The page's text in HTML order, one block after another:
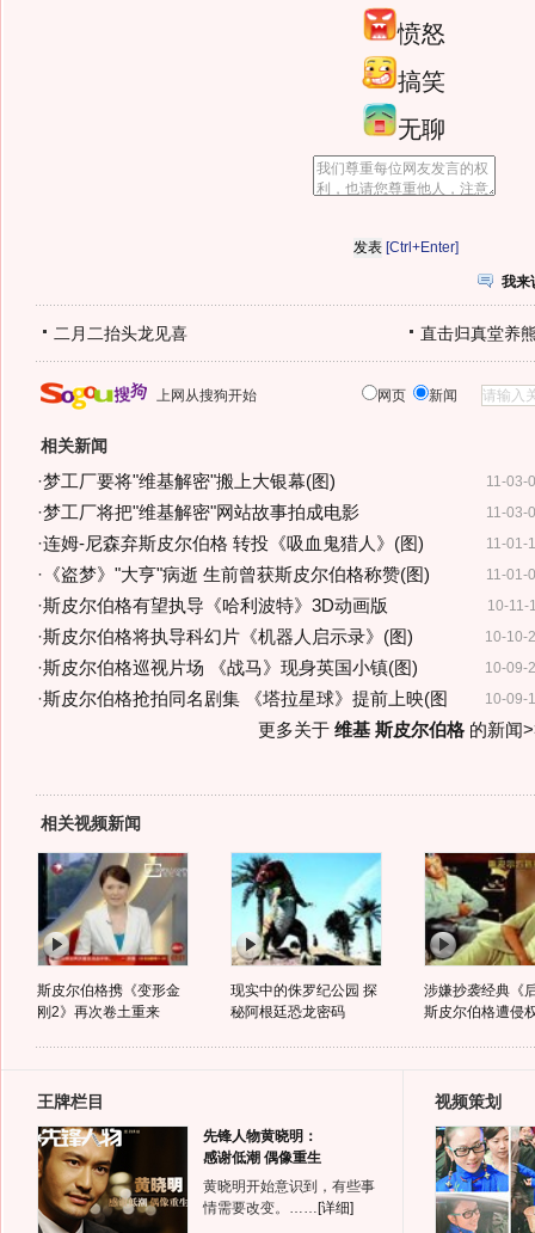
愤怒
搞笑
无聊
[Ctrl+Enter]
我来
二月二抬头龙见喜 直击归真堂养
上网从搜狗开始 网页 新闻
相关新闻
11-03-
·梦工厂要将"维基解密"搬上大银幕(图)
11-03-
·梦工厂将把"维基解密"网站故事拍成电影
11-01-
·连姆-尼森弃斯皮尔伯格 转投《吸血鬼猎人》(图)
11-01-
· 《盗梦》"大亨"病逝 生前曾获斯皮尔伯格称赞(图)
10-11-
·斯皮尔伯格有望执导《哈利波特》3D动画版
10-10-
·斯皮尔伯格将执导科幻片《机器人启示录》(图)
10-09-
·斯皮尔伯格巡视片场 《战马》现身英国小镇(图)
10-09-
·斯皮尔伯格抢拍同名剧集 《塔拉星球》提前上映(图
更多关于 维基 斯皮尔伯格的新闻
相关视频新闻
斯皮尔伯格携《变形金
刚2》再次卷土重来
现实中的侏罗纪公园 探
秘阿根廷恐龙密码
涉嫌抄袭经典《
斯皮尔伯格遭侵
王牌栏目
先锋人物黄晓明：
感谢低潮 偶像重生
黄晓明开始意识到，有些事
情需要改变。…… [详细]
视频策划